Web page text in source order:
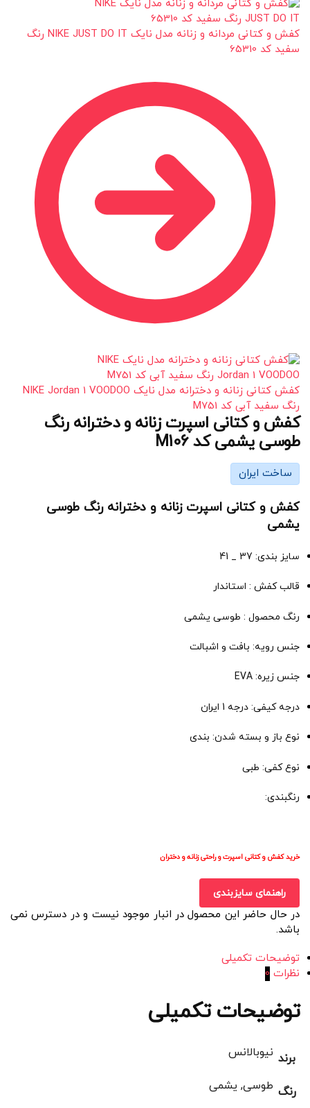
کفش و کتانی مردانه و زنانه مدل نایک NIKE JUST DO IT رنگ
سفید کد 65310
کفش کتانی زنانه و دخترانه مدل نایک NIKE Jordan 1 VOODOO
رنگ سفید آبی کد M751
کفش و کتانی اسپرت زنانه و دخترانه رنگ
طوسی یشمی کد M106
ساخت ایران
کفش و کتانی اسپرت زنانه و دخترانه رنگ طوسی
یشمی
سایز بندی: 37 _ 41
قالب کفش : استاندار
رنگ محصول : طوسی یشمی
جنس رویه: بافت و اشبالت
جنس زیره: EVA
درجه کیفی: درجه 1 ایران
نوع باز و بسته شدن: بندی
نوع کفی: طبی
رنگبندی:
خرید کفش و کتانی اسپرت و راحتی زنانه و دختران
راهنمای سایزبندی
در حال حاضر این محصول در انبار موجود نیست و در دسترس نمی
باشد.
توضیحات تکمیلی
نظرات 0
توضیحات تکمیلی
برند نیوبالانس
رنگ طوسی, یشمی